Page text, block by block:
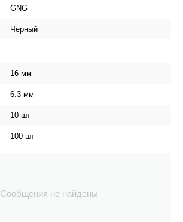
GNG
Черный
16 мм
6.3 мм
10 шт
100 шт
Сообщения не найдены